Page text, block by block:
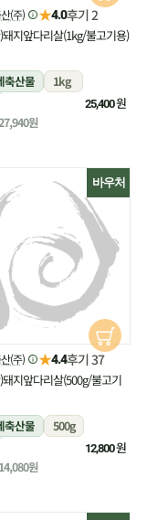
(주) ★4.0후기 2
돼지앞다리살(1kg/불고기용)
축산물
1kg
25,400원
27,940원
바우처
(주) ★4.4후기 37
돼지앞다리살(500g/불고기
축산물
500g
12,800원
14,080원